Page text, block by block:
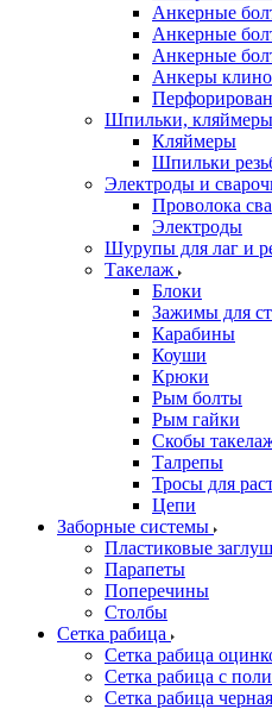
Анкерные
Анкерные
Анкерные
Анкеры
Шпильки, кляймеры
Кляймеры
Шпильки
Электроды и
Проволока
Электроды
Шурупы для лаг и
Такелаж
Блоки
Зажимы для
Карабины
Коуши
Крюки
Рым болты
Рым гайки
Скобы
Талрепы
Тросы для
Цепи
Заборные системы
Пластиковые
Парапеты
Поперечины
Столбы
Сетка рабица
Сетка рабица
Сетка рабица с
Сетка рабица черная